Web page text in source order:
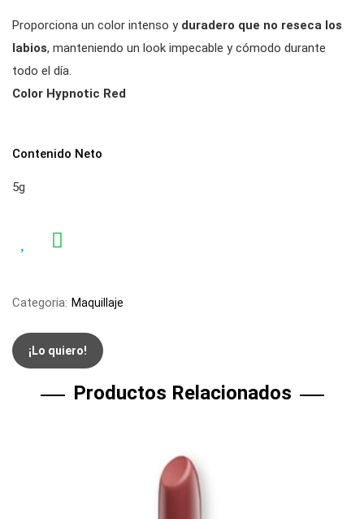
Proporciona un color intenso y duradero que no reseca los
labios, manteniendo un look impecable y cómodo durante
todo el día.
Color Hypnotic Red
Contenido Neto
5g
Categoria: Maquillaje
¡Lo quiero!
Productos Relacionados